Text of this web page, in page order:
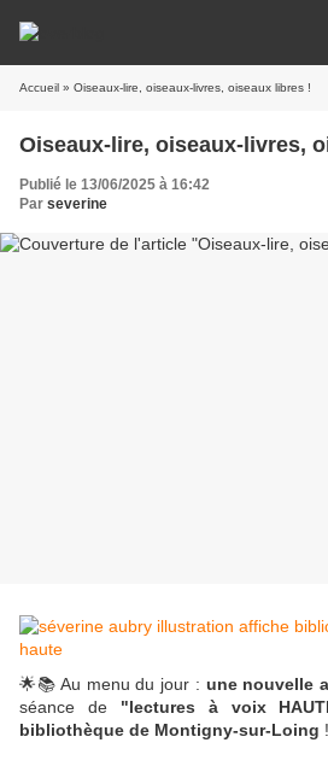
Accueil » Oiseaux-lire, oiseaux-livres, oiseaux libres !
Oiseaux-lire, oiseaux-livres,
Publié le 13/06/2025 à 16:42
Par severine
🌟📚 Au menu du jour : une nouvelle
séance de "lectures à voix
bibliothèque de Montigny-sur-Loing !